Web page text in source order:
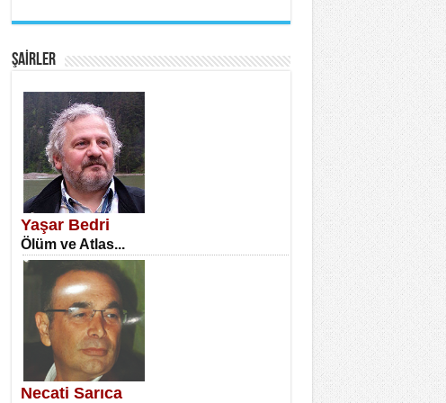
SATILMIŞ ÜMİT ÇETİNKAYA
Erkenlik...
NECLA DİLEK ARSLAN
Öğretmenler Günü Mahkemesi...
ŞAİRLER
Yaşar Bedri
Ölüm ve Atlas...
Necati Sarıca